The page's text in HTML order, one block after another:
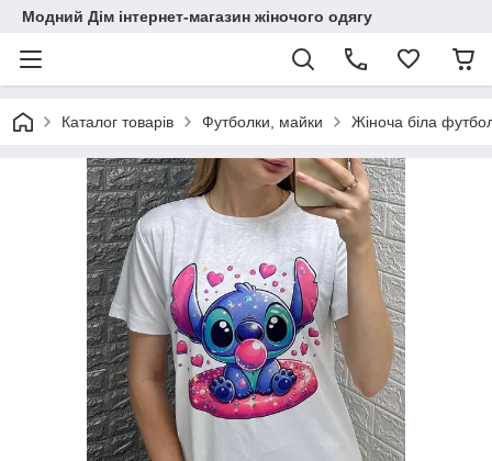
Модний Дім інтернет-магазин жіночого одягу
Каталог товарів Футболки, майки Жіноча біла